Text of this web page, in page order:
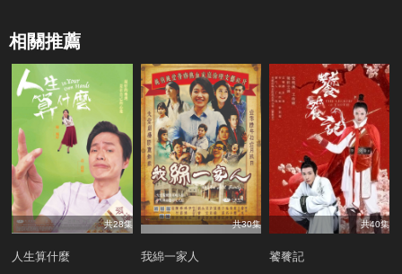
相關推薦
共28集
人生算什麼
共30集
我綿一家人
共40集
饕餮記